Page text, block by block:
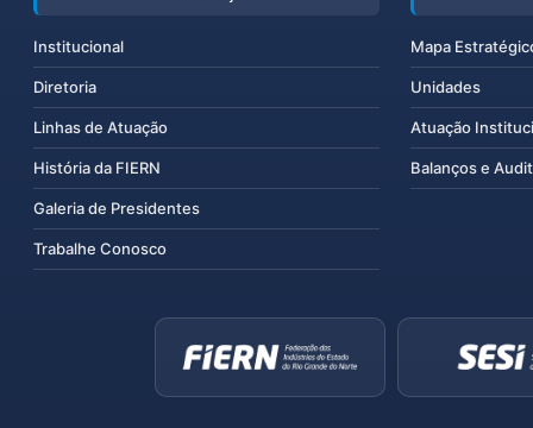
Institucional
Diretoria
Linhas de Atuação
História da FIERN
Galeria de Presidentes
Trabalhe Conosco
Mapa
Unidades
Atuação
Balanços e